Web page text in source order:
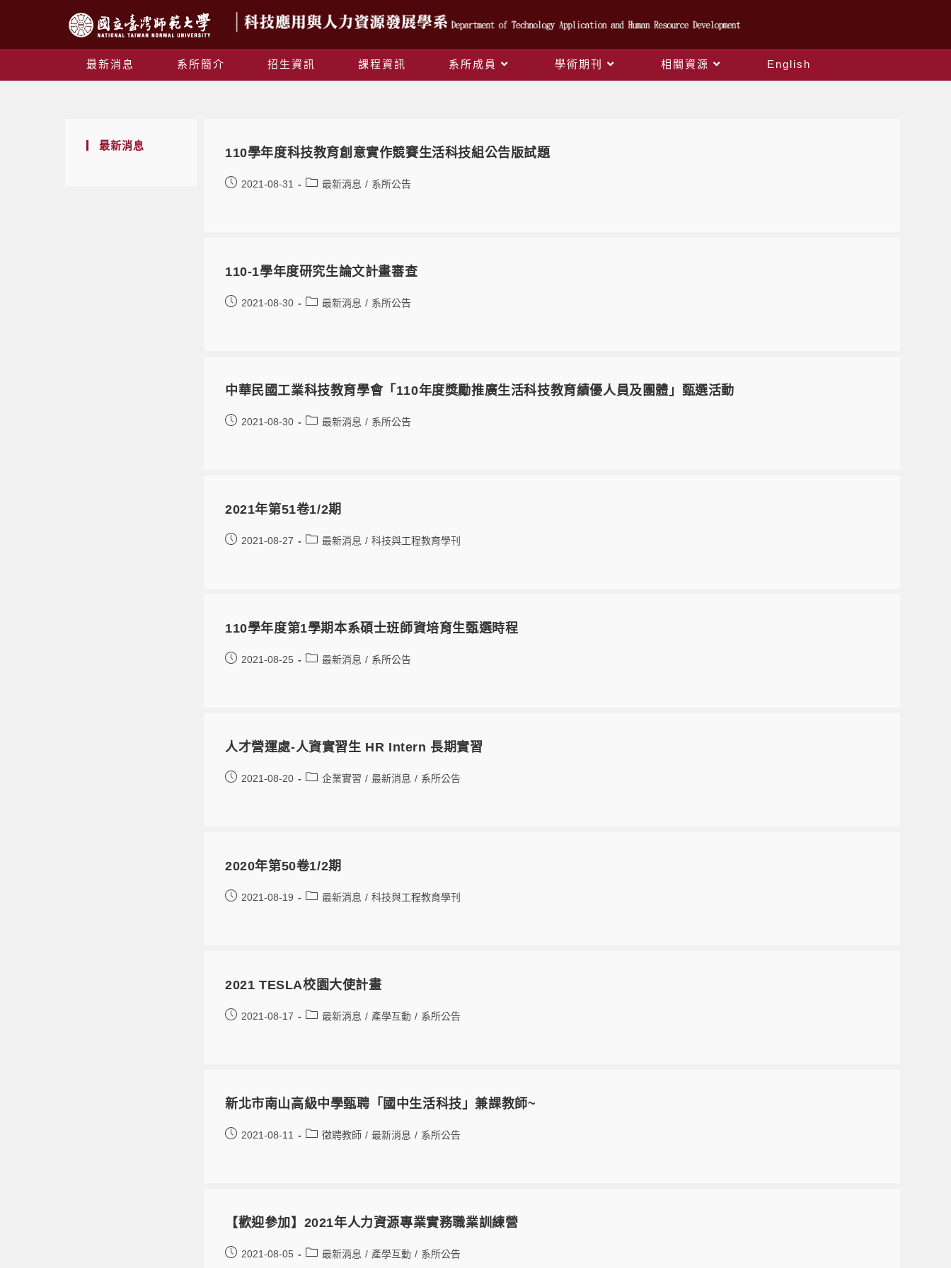
最新消息 系所簡介 招生資訊 課程資訊 系所成員 學術期刊 相關資源 English
最新消息
110學年度科技教育創意實作競賽生活科技組公告版試題
2021-08-31 最新消息 / 系所公告
110-1學年度研究生論文計畫審查
2021-08-30 最新消息 / 系所公告
中華民國工業科技教育學會「110年度獎勵推廣生活科技教育績優人員及團體」甄選活動
2021-08-30 最新消息 / 系所公告
2021年第51卷1/2期
2021-08-27 最新消息 / 科技與工程教育學刊
110學年度第1學期本系碩士班師資培育生甄選時程
2021-08-25 最新消息 / 系所公告
⼈才營運處-人資實習生 HR Intern 長期實習
2021-08-20 企業實習 / 最新消息 / 系所公告
2020年第50卷1/2期
2021-08-19 最新消息 / 科技與工程教育學刊
2021 TESLA校園大使計畫
2021-08-17 最新消息 / 產學互動 / 系所公告
新北市南山高級中學甄聘「國中生活科技」兼課教師~
2021-08-11 徵聘教師 / 最新消息 / 系所公告
【歡迎參加】2021年人力資源專業實務職業訓練營
2021-08-05 最新消息 / 產學互動 / 系所公告